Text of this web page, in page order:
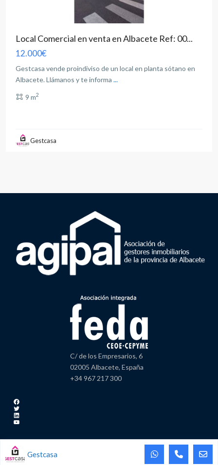
Local Comercial en venta en Albacete Ref: 00...
12.000€
Gestcasa vende proindiviso de un local en planta sótano en
Albacete. Llámanos y te informa ...
9 m2
Gestcasa
C/ de los Empresarios, 6
02005 Albacete, España
+34 967 217 300
Facebook
Twitter
LinkedIn
YouTube
Copyright AGIPAL | Feda
Gestcasa